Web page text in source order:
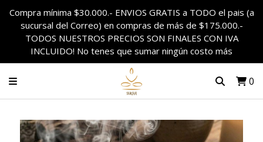
Compra mínima $30.000.- ENVIOS GRATIS a TODO el pais (a
sucursal del Correo) en compras de más de $175.000.-
TODOS NUESTROS PRECIOS SON FINALES CON IVA
INCLUIDO! No tenes que sumar ningún costo más
0